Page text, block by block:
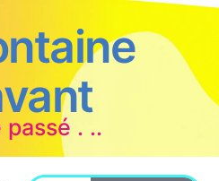
passé . ..